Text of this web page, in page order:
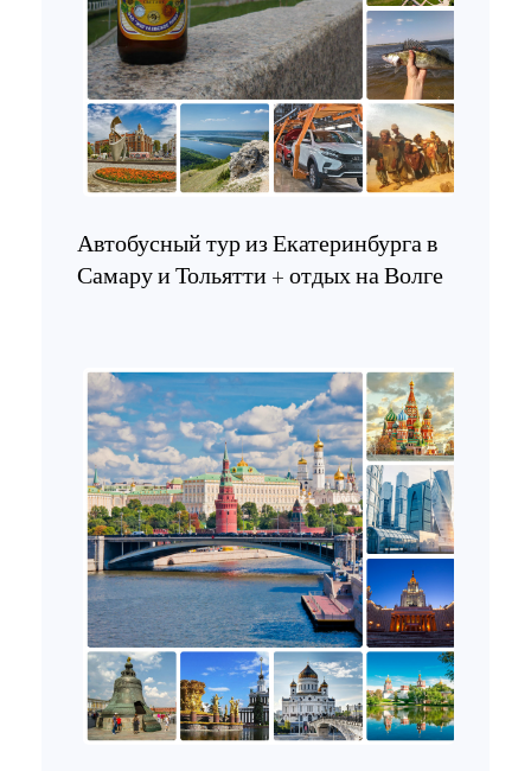
Автобусный тур из Екатеринбурга в
Самару и Тольятти + отдых на Волге